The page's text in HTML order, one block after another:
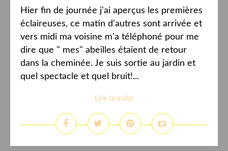
Hier fin de journée j'ai aperçus les premières
éclaireuses, ce matin d'autres sont arrivée et
vers midi ma voisine m'a téléphoné pour me
dire que " mes" abeilles étaient de retour
dans la cheminée. Je suis sortie au jardin et
quel spectacle et quel bruit!...
Lire la suite